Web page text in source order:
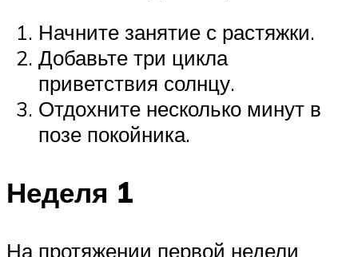
Начните занятие с растяжки.
Добавьте три цикла
приветствия солнцу.
Отдохните несколько минут в
позе покойника.
Неделя 1
На протяжении первой недели